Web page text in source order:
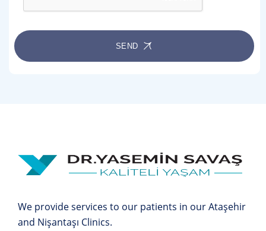
SEND
We provide services to our patients in our Ataşehir
and Nişantaşı Clinics.